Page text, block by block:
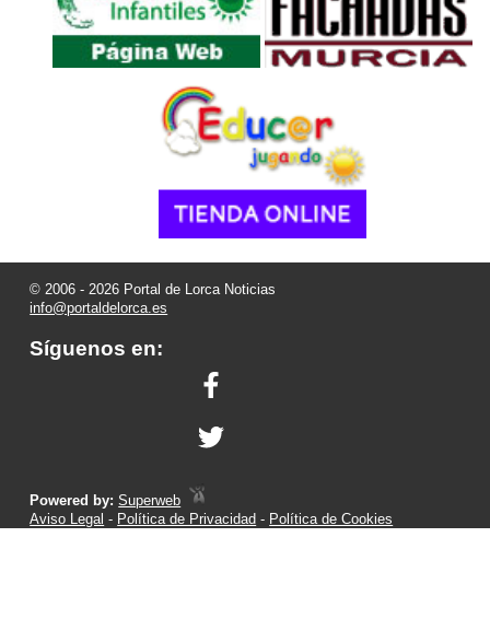
© 2006 - 2026 Portal de Lorca Noticias
info@portaldelorca.es
Síguenos en:
Powered by:Superweb
Aviso Legal - Política de Privacidad - Política de Cookies